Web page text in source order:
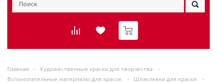
0
Главная - Художественные краски для творчества
-
Вспомогательные материалы для красок
- Шпаклевки для краски
-